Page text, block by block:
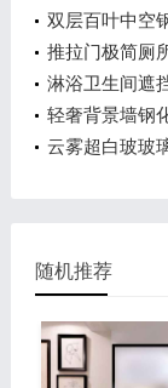
双层百叶中空
推拉门极简厕
淋浴卫生间遮
轻奢背景墙钢
云雾超白玻玻
随机推荐